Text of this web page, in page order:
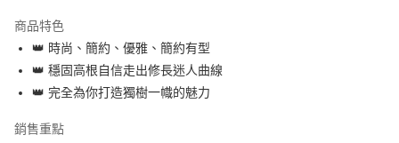
運送方式
全家取貨付款
每筆NT$60，滿NT$1,000(含以上)免運費
每筆NT$60，滿NT$1,000(含以上)免運費
商品特色
👑 時尚、簡約、優雅、簡約有型
👑 穩固高根自信走出修長迷人曲線
👑 完全為你打造獨樹一幟的魅力
銷售重點